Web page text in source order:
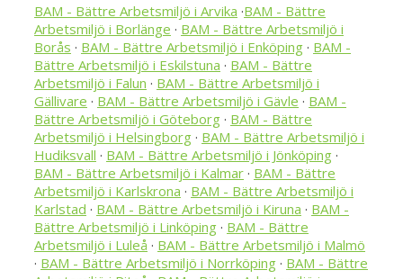
BAM - Bättre Arbetsmiljö i Arvika ·BAM - Bättre
Arbetsmiljö i Borlänge · BAM - Bättre Arbetsmiljö i
Borås · BAM - Bättre Arbetsmiljö i Enköping · BAM -
Bättre Arbetsmiljö i Eskilstuna · BAM - Bättre
Arbetsmiljö i Falun · BAM - Bättre Arbetsmiljö i
Gällivare · BAM - Bättre Arbetsmiljö i Gävle · BAM -
Bättre Arbetsmiljö i Göteborg · BAM - Bättre
Arbetsmiljö i Helsingborg · BAM - Bättre Arbetsmiljö i
Hudiksvall · BAM - Bättre Arbetsmiljö i Jönköping ·
BAM - Bättre Arbetsmiljö i Kalmar · BAM - Bättre
Arbetsmiljö i Karlskrona · BAM - Bättre Arbetsmiljö i
Karlstad · BAM - Bättre Arbetsmiljö i Kiruna · BAM -
Bättre Arbetsmiljö i Linköping · BAM - Bättre
Arbetsmiljö i Luleå · BAM - Bättre Arbetsmiljö i Malmö
· BAM - Bättre Arbetsmiljö i Norrköping · BAM - Bättre